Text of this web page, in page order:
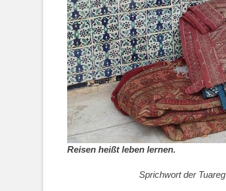
Reisen heißt leben lernen.
Sprichwort der Tuareg